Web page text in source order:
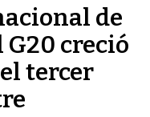
de
creció
tercer